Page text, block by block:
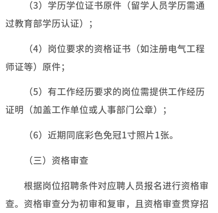
（3）学历学位证书原件（留学人员学历需通
过教育部学历认证）；
（4）岗位要求的资格证书（如注册电气工程
师证等）原件；
（5）有工作经历要求的岗位需提供工作经历
证明（加盖工作单位或人事部门公章）；
（6）近期同底彩色免冠1寸照片1张。
（三）资格审查
根据岗位招聘条件对应聘人员报名进行资格审
查。资格审查分为初审和复审，且资格审查贯穿招